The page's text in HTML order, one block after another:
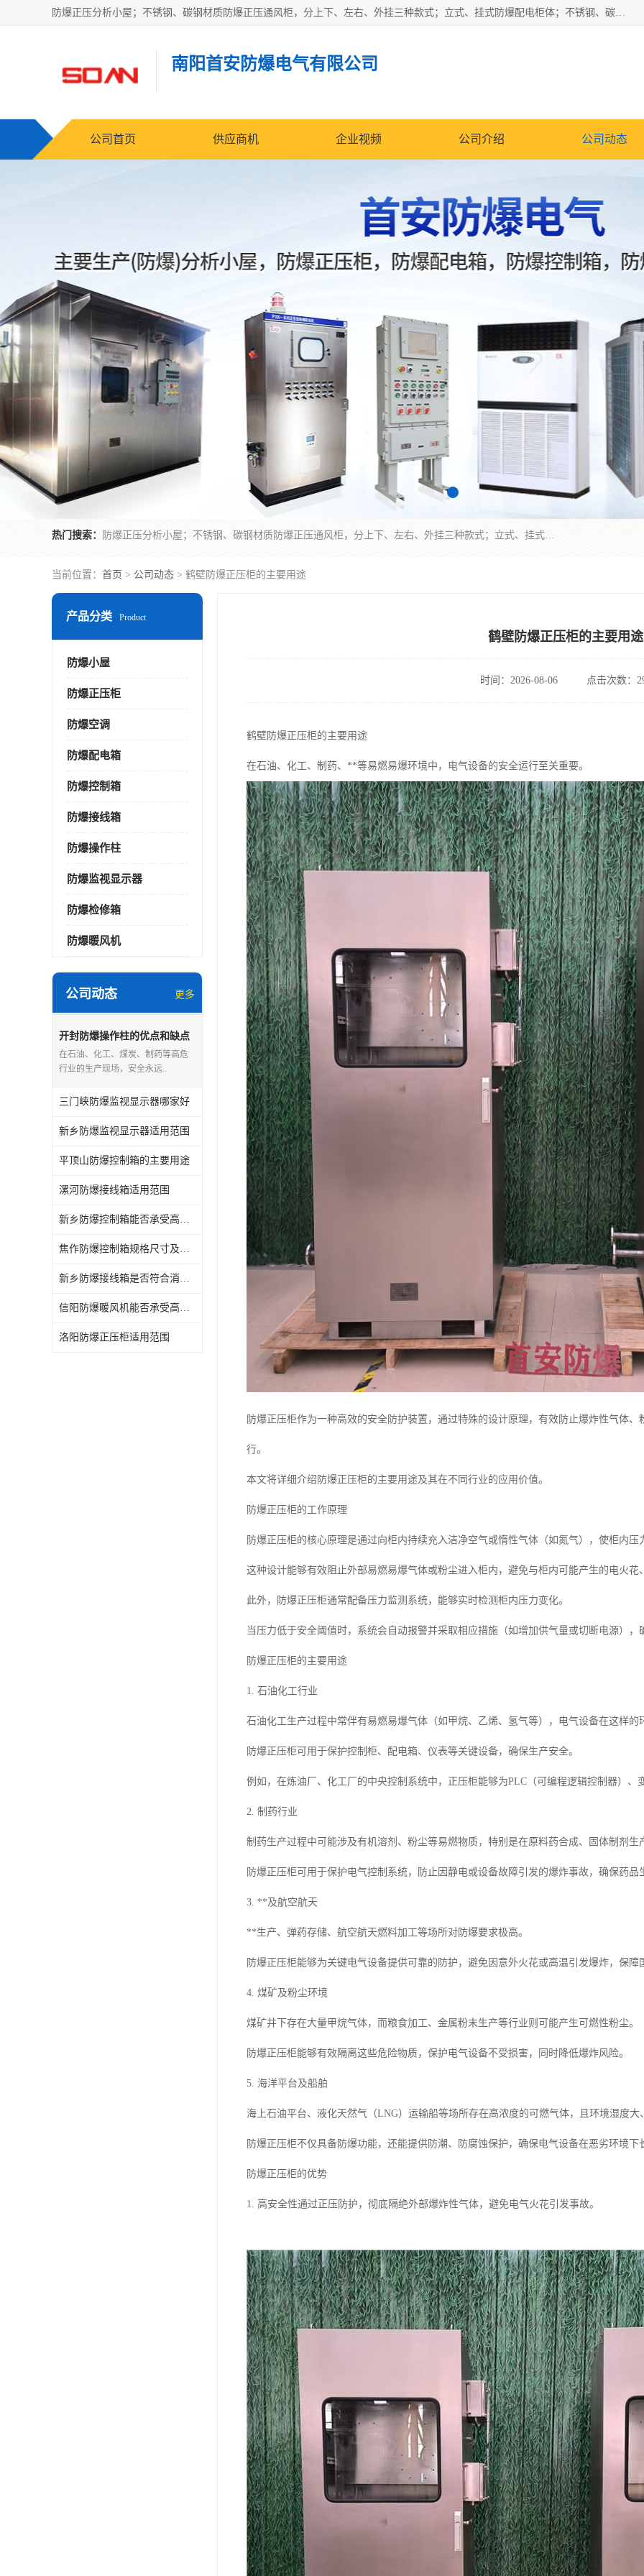
防爆正压分析小屋；不锈钢、碳钢材质防爆正压通风柜，分上下、左右、外挂三种款式；立式、挂式防爆配电柜体；不锈钢、碳钢防爆变频、磁力、星三角启动器；不锈钢、碳钢、铸铝防爆控制箱柜；可操作按键、多块式防爆仪表箱；多材质防爆接线箱；台式防爆电脑、防爆监视器。产品适配石油、化工、煤炭、电力、纺织、酿酒、航天、铁路、冶金、船舶、消防、市政等多行业工况使用。
南阳首安防爆电气有限公司
公司首页 供应商机 企业视频 公司介绍 公司动态
热门搜索： 防爆正压分析小屋；不锈钢、碳钢材质防爆正压通风柜，分上下、左右、外挂三种款式；立式、挂式防爆配电柜体；不锈钢、碳钢防爆变频、磁力、星三角启动器；不锈钢、碳钢、铸铝防爆控制箱柜；可操作按键、多块式防爆仪表箱；多材质防爆接线箱；台式防爆电脑、防爆监视器。产品适配石油、化工、煤炭、电力、纺织、酿酒、航天、铁路、冶金、船舶、消防、市政等多行业工况使用。
当前位置： 首页 > 公司动态 > 鹤壁防爆正压柜的主要用途
产品分类 Product
防爆小屋
防爆正压柜
防爆空调
防爆配电箱
防爆控制箱
防爆接线箱
防爆操作柱
防爆监视显示器
防爆检修箱
防爆暖风机
公司动态 更多
开封防爆操作柱的优点和缺点
在石油、化工、煤炭、制药等高危
行业的生产现场，安全永远..
三门峡防爆监视显示器哪家好
新乡防爆监视显示器适用范围
平顶山防爆控制箱的主要用途
漯河防爆接线箱适用范围
新乡防爆控制箱能否承受高电流负载
焦作防爆控制箱规格尺寸及型号
新乡防爆接线箱是否符合消防安全规定
信阳防爆暖风机能否承受高电流负载
洛阳防爆正压柜适用范围
鹤壁防爆正压柜的主要用途
时间：2026-08-06 点击次数：
鹤壁防爆正压柜的主要用途
在石油、化工、制药、**等易燃易爆环境中，电气设备的安全运行至关重要。
防爆正压柜作为一种高效的安全防护装置，通过特殊的设计原理，有效防止爆炸性气体
行。
本文将详细介绍防爆正压柜的主要用途及其在不同行业的应用价值。
防爆正压柜的工作原理
防爆正压柜的核心原理是通过向柜内持续充入洁净空气或惰性气体（如氮气），使柜内
这种设计能够有效阻止外部易燃易爆气体或粉尘进入柜内，避免与柜内可能产生的电火
此外，防爆正压柜通常配备压力监测系统，能够实时检测柜内压力变化。
当压力低于安全阈值时，系统会自动报警并采取相应措施（如增加供气量或切断电源）
防爆正压柜的主要用途
1. 石油化工行业
石油化工生产过程中常伴有易燃易爆气体（如甲烷、乙烯、氢气等），电气设备在这样
防爆正压柜可用于保护控制柜、配电箱、仪表等关键设备，确保生产安全。
例如，在炼油厂、化工厂的中央控制系统中，正压柜能够为PLC（可编程逻辑控制器）
2. 制药行业
制药生产过程中可能涉及有机溶剂、粉尘等易燃物质，特别是在原料药合成、固体制剂生
防爆正压柜可用于保护电气控制系统，防止因静电或设备故障引发的爆炸事故，确保药品
3. **及航空航天
**生产、弹药存储、航空航天燃料加工等场所对防爆要求极高。
防爆正压柜能够为关键电气设备提供可靠的防护，避免因意外火花或高温引发爆炸，保障
4. 煤矿及粉尘环境
煤矿井下存在大量甲烷气体，而粮食加工、金属粉末生产等行业则可能产生可燃性粉尘。
防爆正压柜能够有效隔离这些危险物质，保护电气设备不受损害，同时降低爆炸风险。
5. 海洋平台及船舶
海上石油平台、液化天然气（LNG）运输船等场所存在高浓度的可燃气体，且环境湿度大
防爆正压柜不仅具备防爆功能，还能提供防潮、防腐蚀保护，确保电气设备在恶劣环境下
防爆正压柜的优势
1. 高安全性通过正压防护，彻底隔绝外部爆炸性气体，避免电气火花引发事故。